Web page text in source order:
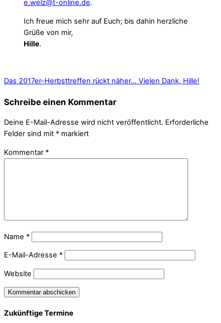
e.welz@t-online.de.
Ich freue mich sehr auf Euch; bis dahin herzliche
Grüße von mir,
Hille.
Das 2017er-Herbsttreffen rückt näher… Vielen Dank, Hille!
Schreibe einen Kommentar
Deine E-Mail-Adresse wird nicht veröffentlicht. Erforderliche
Felder sind mit * markiert
Kommentar *
Name *
E-Mail-Adresse *
Website
Zukünftige Termine